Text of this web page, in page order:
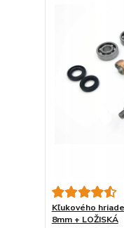
Kľukového
8mm + LOŽISKÁ